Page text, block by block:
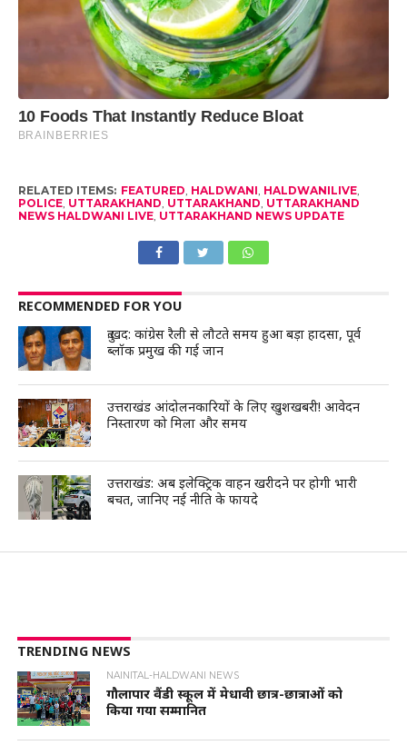
RELATED ITEMS: FEATURED, HALDWANI, HALDWANILIVE,
POLICE, UTTARAKHAND, UTTARAKHAND, UTTARAKHAND
NEWS HALDWANI LIVE, UTTARAKHAND NEWS UPDATE
RECOMMENDED FOR YOU
दुःखद: कांग्रेस रैली से लौटते समय हुआ बड़ा हादसा, पूर्व
ब्लॉक प्रमुख की गई जान
उत्तराखंड आंदोलनकारियों के लिए खुशखबरी! आवेदन
निस्तारण को मिला और समय
उत्तराखंड: अब इलेक्ट्रिक वाहन खरीदने पर होगी भारी
बचत, जानिए नई नीति के फायदे
TRENDING NEWS
NAINITAL-HALDWANI NEWS
गौलापार वैंडी स्कूल में मेधावी छात्र-छात्राओं को
किया गया सम्मानित